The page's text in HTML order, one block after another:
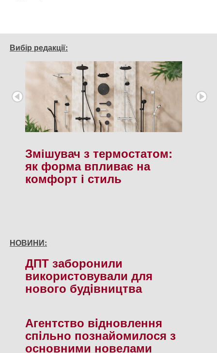
Вибір редакції:
Змішувач з термостатом:
як форма впливає на
комфорт і стиль
НОВИНИ:
ДПТ заборонили
використовували для
нового будiвництва
Агентство вiдновлення
спiльно познайомилося з
основними новелами